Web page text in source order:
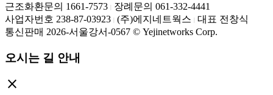
근조화환문의 1661-7573
장례문의 061-332-4441
사업자번호 238-87-03923 (주)에지네트웍스
대표 전창식
통신판매 2026-서울강서-0567 © Yejinetworks Corp.
오시는 길 안내
close